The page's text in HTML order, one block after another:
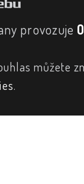
provozuje
můžete
.